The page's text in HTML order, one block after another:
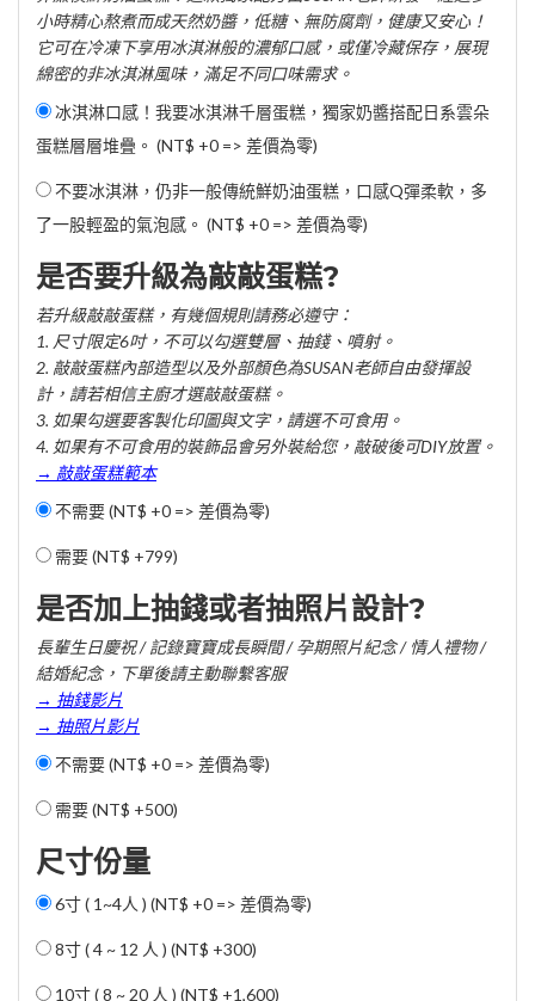
小時精心熬煮而成天然奶醬，低糖、無防腐劑，健康又安心！
它可在冷凍下享用冰淇淋般的濃郁口感，或僅冷藏保存，展現
綿密的非冰淇淋風味，滿足不同口味需求。
冰淇淋口感！我要冰淇淋千層蛋糕，獨家奶醬搭配日系雲朵
蛋糕層層堆疊。 (NT$ +0 => 差價為零)
不要冰淇淋，仍非一般傳統鮮奶油蛋糕，口感Q彈柔軟，多
了一股輕盈的氣泡感。 (NT$ +0 => 差價為零)
是否要升級為敲敲蛋糕?
若升級敲敲蛋糕，有幾個規則請務必遵守：
1. 尺寸限定6吋，不可以勾選雙層、抽錢、噴射。
2. 敲敲蛋糕內部造型以及外部顏色為SUSAN老師自由發揮設
計，請若相信主廚才選敲敲蛋糕。
3. 如果勾選要客製化印圖與文字，請選不可食用。
4. 如果有不可食用的裝飾品會另外裝給您，敲破後可DIY放置。
→ 敲敲蛋糕範本
不需要 (NT$ +0 => 差價為零)
需要 (NT$ +799)
是否加上抽錢或者抽照片設計?
長輩生日慶祝 / 記錄寶寶成長瞬間 / 孕期照片紀念 / 情人禮物 /
結婚紀念，下單後請主動聯繫客服
→ 抽錢影片
→ 抽照片影片
不需要 (NT$ +0 => 差價為零)
需要 (NT$ +500)
尺寸份量
6寸 ( 1~4人 ) (NT$ +0 => 差價為零)
8寸 ( 4 ~ 12 人 ) (NT$ +300)
10寸 ( 8 ~ 20 人 ) (NT$ +1,600)